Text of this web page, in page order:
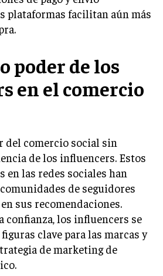
FINANCIEROS
MERCADOS FINANCIEROS
EMPRESARIAL
EXPORTACIÓN
Y MEDIO AMBIENTE
plataformas facilitan aún más
poder de los
en el comercio
del comercio social sin
de los influencers. Estos
en las redes sociales han
de seguidores
sus recomendaciones.
confianza, los influencers se
clave para las marcas y
de marketing de